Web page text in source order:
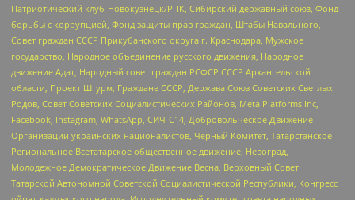
Патриотический клуб-Новокузнецк/РПК, Сибирский державный союз, Фонд
борьбы с коррупцией, Фонд защиты прав граждан, Штабы Навального,
Совет граждан СССР Прикубанского округа г. Краснодара, Мужское
государство, Народное объединение русского движения, Народное
движение Адат, Народный совет граждан РСФСР СССР Архангельской
области, Проект Штурм, Граждане СССР, Держава Союз Советских Светлых
Родов, Совет Советских Социалистических Районов, Meta Platforms Inc,
Facebook, Instagram, WhatsApp, СИЧ-С14, Добровольческое Движение
Организации украинских националистов, Черный Комитет, Татарстанское
Региональное Всетатарское общественное движение, Невоград,
Молодежное Демократическое Движение Весна, Верховный Совет
Татарской Автономной Советской Социалистической Республики, Конгресс